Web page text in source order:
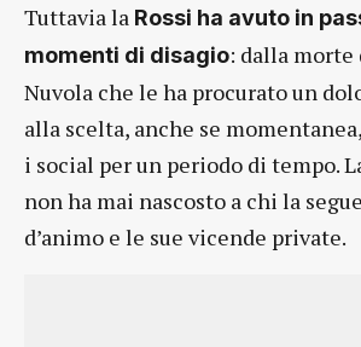
Tuttavia la Rossi ha avuto in
momenti di disagio: dalla morte
Nuvola che le ha procurato un
alla scelta, anche se
i social per un periodo di tempo.
non ha mai nascosto a chi la
d’animo e le sue vicende private.